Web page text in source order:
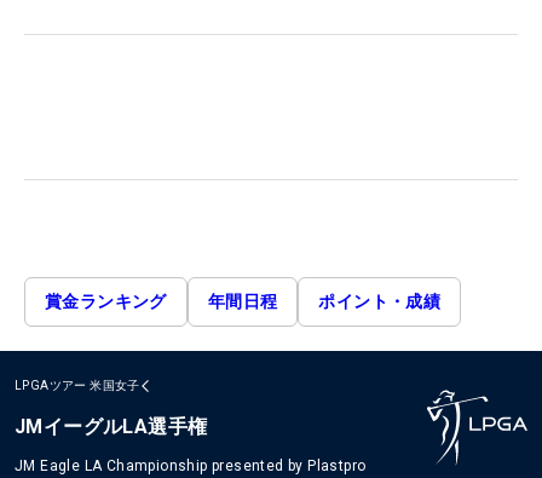
賞金ランキング 年間日程 ポイント・成績
LPGAツアー 米国女子
JMイーグルLA選手権
JM Eagle LA Championship presented by Plastpro